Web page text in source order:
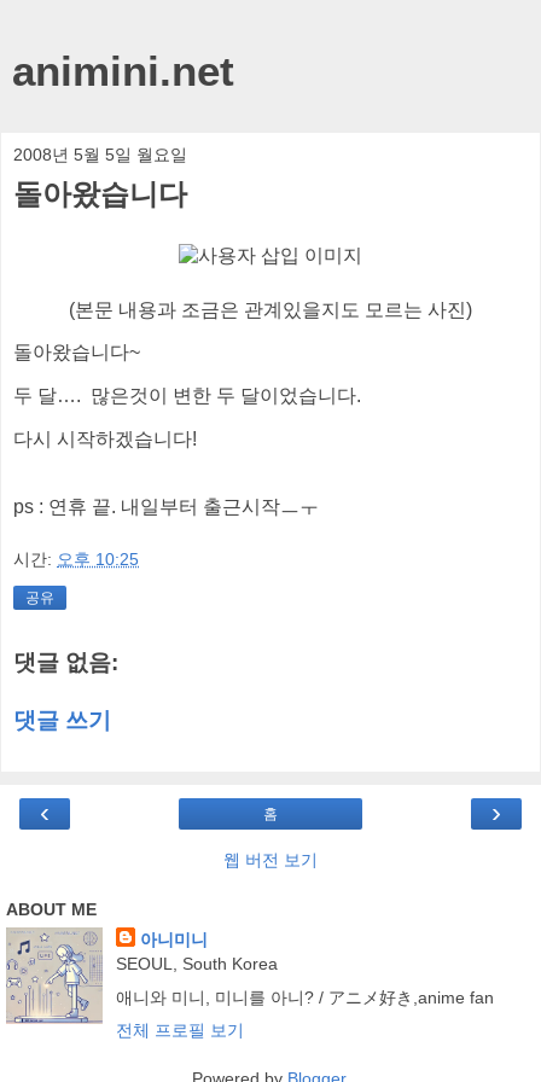
animini.net
2008년 5월 5일 월요일
돌아왔습니다
(본문 내용과 조금은 관계있을지도 모르는 사진)
돌아왔습니다~
두 달…. 많은것이 변한 두 달이었습니다.
다시 시작하겠습니다!
ps : 연휴 끝. 내일부터 출근시작ㅡㅜ
시간: 오후 10:25
공유
댓글 없음:
댓글 쓰기
‹ ›
홈
웹 버전 보기
ABOUT ME
아니미니
SEOUL, South Korea
애니와 미니, 미니를 아니? / アニメ好き,anime fan
전체 프로필 보기
Powered by Blogger.